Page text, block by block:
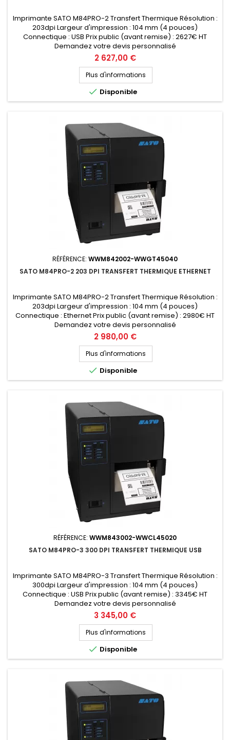
Imprimante SATO M84PRO-2 Transfert Thermique Résolution :
203dpi Largeur d'impression : 104 mm (4 pouces)
Connectique : USB Prix public (avant remise) : 2627€ HT
Demandez votre devis personnalisé
Prix
2 627,00 €
Plus d'informations
 Disponible
RÉFÉRENCE: WWM842002-WWGT45040
SATO M84PRO-2 203 DPI TRANSFERT THERMIQUE ETHERNET
Imprimante SATO M84PRO-2 Transfert Thermique Résolution :
203dpi Largeur d'impression : 104 mm (4 pouces)
Connectique : Ethernet Prix public (avant remise) : 2980€ HT
Demandez votre devis personnalisé
Prix
2 980,00 €
Plus d'informations
 Disponible
RÉFÉRENCE: WWM843002-WWCL45020
SATO M84PRO-3 300 DPI TRANSFERT THERMIQUE USB
Imprimante SATO M84PRO-3 Transfert Thermique Résolution :
300dpi Largeur d'impression : 104 mm (4 pouces)
Connectique : USB Prix public (avant remise) : 3345€ HT
Demandez votre devis personnalisé
Prix
3 345,00 €
Plus d'informations
 Disponible